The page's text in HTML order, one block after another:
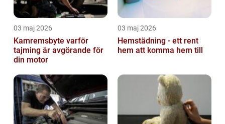
03 maj 2026
Kamremsbyte varför
tajming är avgörande för
din motor
03 maj 2026
Hemstädning - ett rent
hem att komma hem till